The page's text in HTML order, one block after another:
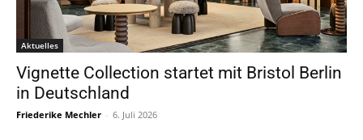
Aktuelles
Vignette Collection startet mit Bristol Berlin
in Deutschland
Friederike Mechler - 6. Juli 2026